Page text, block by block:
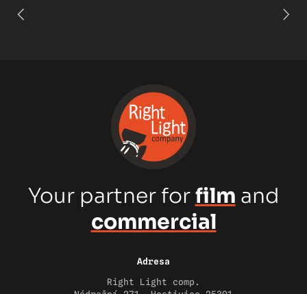
Your partner forfilm and
commercial
Adresa
Right Light comp.